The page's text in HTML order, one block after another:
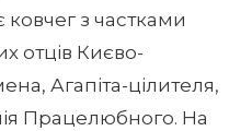
ковчег з частками
отців Києво-
Агапіта-цілителя,
Працелюбного. На